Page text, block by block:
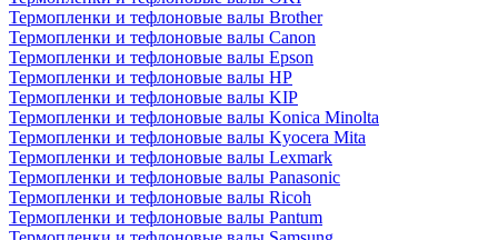
Термопленки и тефлоновые валы Brother
Термопленки и тефлоновые валы Canon
Термопленки и тефлоновые валы Epson
Термопленки и тефлоновые валы HP
Термопленки и тефлоновые валы KIP
Термопленки и тефлоновые валы Konica Minolta
Термопленки и тефлоновые валы Kyocera Mita
Термопленки и тефлоновые валы Lexmark
Термопленки и тефлоновые валы Panasonic
Термопленки и тефлоновые валы Ricoh
Термопленки и тефлоновые валы Pantum